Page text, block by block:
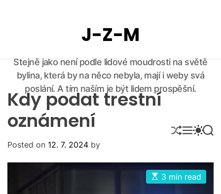
J-Z-M
Stejně jako není podle lidové moudrosti na světě
bylina, která by na něco nebyla, mají i weby svá
poslání. A tím naším je být lidem prospěšní.
S
H
F
L
E
M
E
S
W
C
H
C
S
E
C
H
Kdy podat trestní
oznámení
Posted on 12. 7. 2024 by
E
s
3 min read